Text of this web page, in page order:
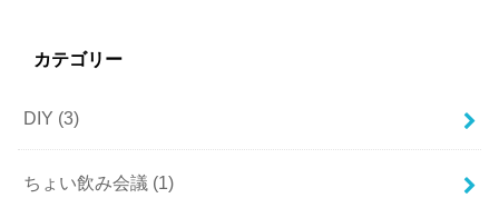
カテゴリー
DIY (3)
ちょい飲み会議 (1)